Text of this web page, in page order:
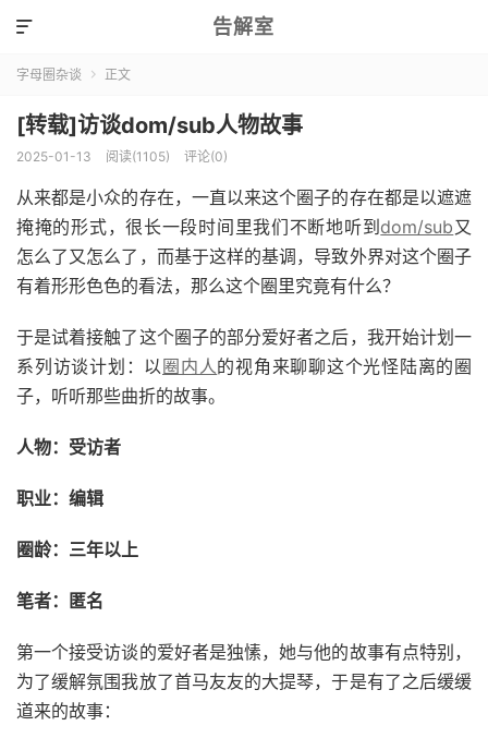
告解室

字母圈杂谈  正文
[转载]访谈dom/sub人物故事
2025-01-13 阅读(1105) 评论(0)
从来都是小众的存在，一直以来这个圈子的存在都是以遮遮
掩掩的形式，很长一段时间里我们不断地听到 dom/sub又
怎么了又怎么了，而基于这样的基调，导致外界对这个圈子
有着形形色色的看法，那么这个圈里究竟有什么？
于是试着接触了这个圈子的部分爱好者之后，我开始计划一
系列访谈计划：以 圈内人的视角来聊聊这个光怪陆离的圈
子，听听那些曲折的故事。
人物：受访者
职业：编辑
圈龄：三年以上
笔者：匿名
第一个接受访谈的爱好者是独愫，她与他的故事有点特别，
为了缓解氛围我放了首马友友的大提琴，于是有了之后缓缓
道来的故事：